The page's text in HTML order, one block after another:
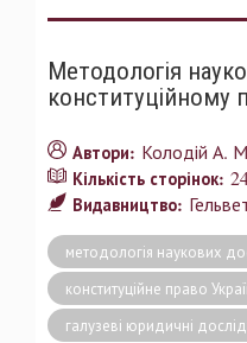
Методологія
конституційному
Автори: Колодій А.
Кількість сторінок:
Видавництво:
методологія наукових
конституційне право
галузеві юридичні